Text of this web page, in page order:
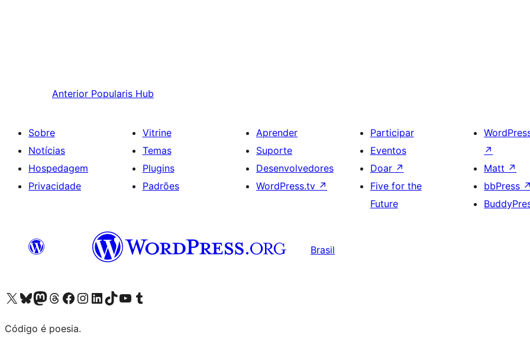
Anterior Popularis Hub
Sobre
Notícias
Hospedagem
Privacidade
Vitrine
Temas
Plugins
Padrões
Aprender
Suporte
Desenvolvedores
WordPress.tv ↗
Participar
Eventos
Doar ↗
Five for the
Future
↗
Matt ↗
bbPress ↗
Brasil
Acessar nossa conta do X (antigo Twitter)
Acessar nossa conta do Bluesky
Acessar nossa conta do Mastodon
Acessar nossa conta do Threads
Acessar nossa página do Facebook
Acessar nossa conta do Instagram
Acessar nossa conta do LinkedIn
Acessar nossa conta do TikTok
Acessar nosso canal do YouTube
Acessar nossa conta no Tumblr
Código é poesia.